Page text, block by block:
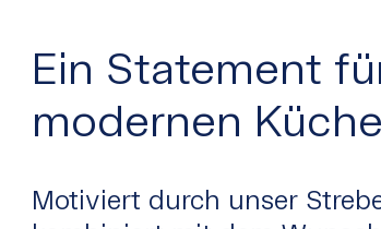
Ein Statement
modernen Küche
Motiviert durch unser